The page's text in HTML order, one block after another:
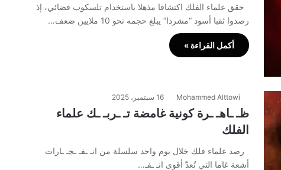
حقق علماء الفلك اكتشافا مذهلا باستخدام تلسكوب فضائي، إذ
رصدوا ثقبا أسود “مشردا” يبلغ حجمه نحو 10 ملايين ضعف…
أكمل القراءة »
Mohammed Alttowi 16 سبتمبر، 2025
ظـ ـاهـ ـرة كونية غامضة تـ ـربـ ـك علماء
الفلك
رصد علماء فلك خلال يوم واحد سلسلة من انـ ـفـ ـجـ ـارات
أشعة غاما التي تُعدّ أقوى انـ ـفـ…